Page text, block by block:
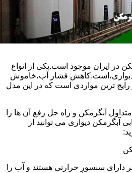
در ایران موجود است.یکی از انواع
دیواری،است.کاهش فشار آب،خاموش
ترین مواردی است که در این مدل
آبگرمکن و راه حل رفع آن ها را
آبگرمکن دیواری می توانید از
دارای سنسور حرارتی هستند و آب را